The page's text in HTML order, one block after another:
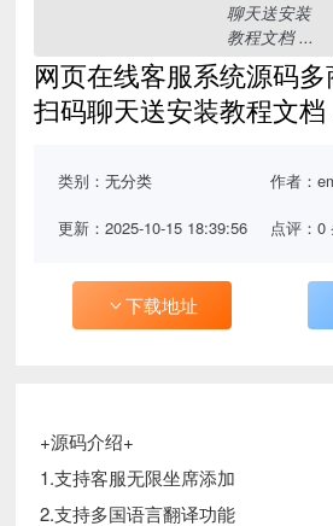
网页在线客服系统源码
扫码聊天送安装教程文档
类别：无分类 作者：
更新：2025-10-15 18:39:56 点评：0
下载地址
+源码介绍+
1.支持客服无限坐席添加
2.支持多国语言翻译功能